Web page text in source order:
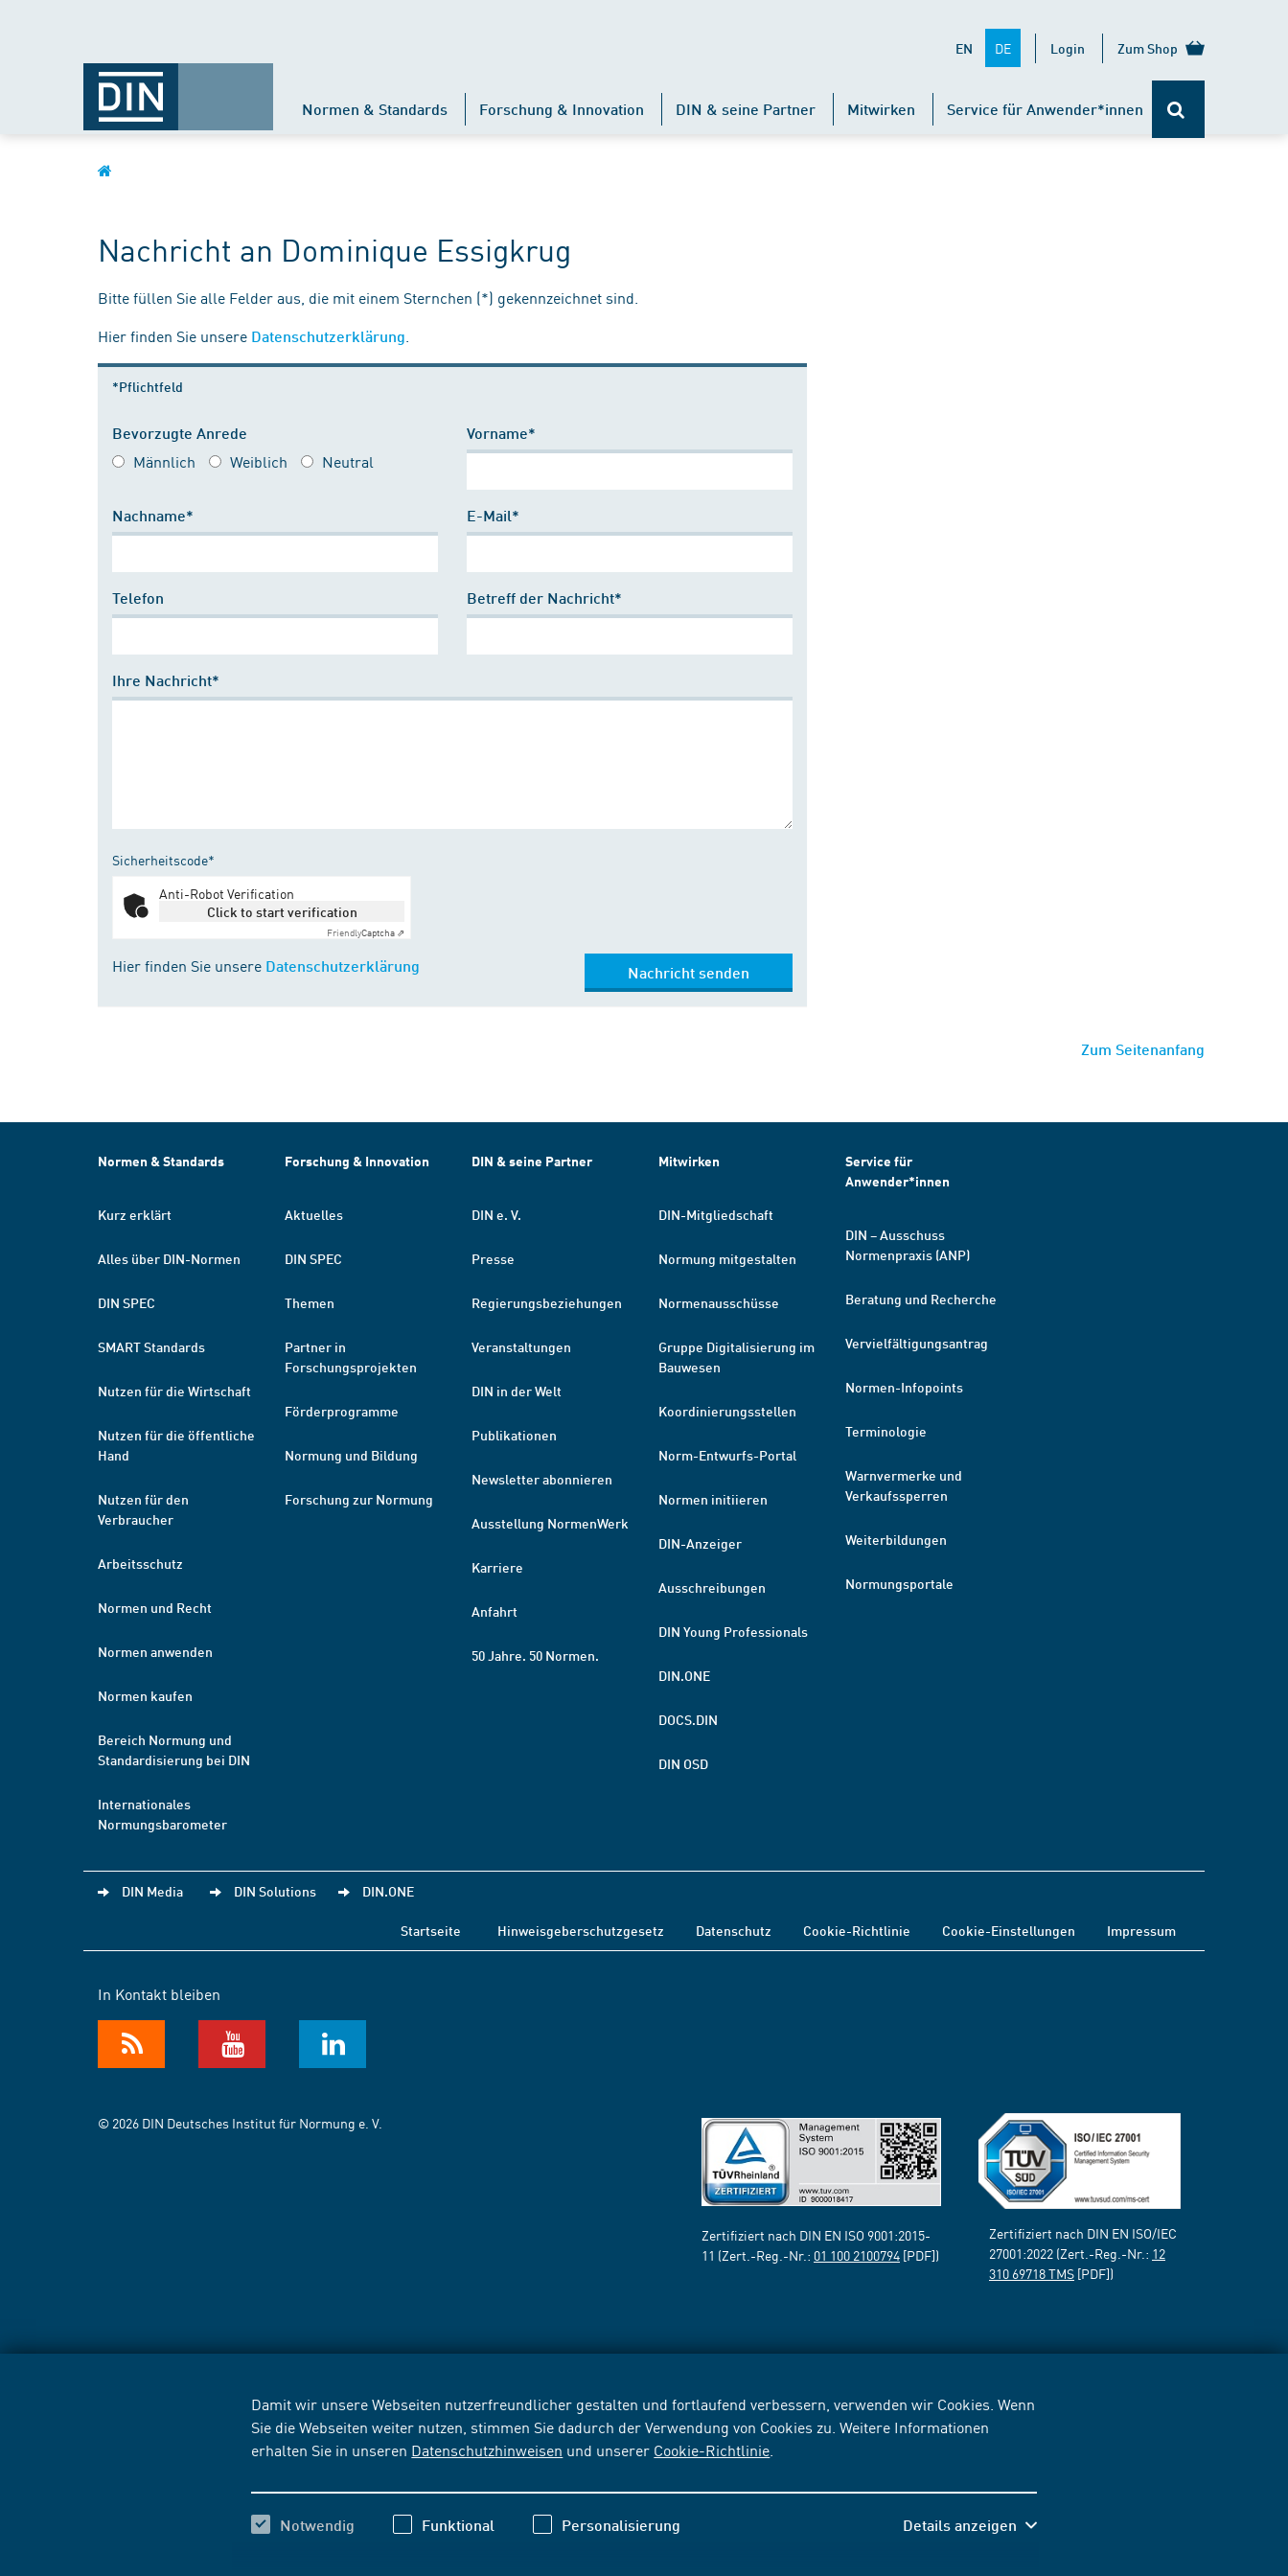
Damit wir unsere Webseiten nutzerfreundlicher gestalten und fortlaufend verbessern, verwenden wir Cookies. Wenn
Sie die Webseiten weiter nutzen, stimmen Sie dadurch der Verwendung von Cookies zu. Weitere Informationen
erhalten Sie in unseren Datenschutzhinweisen und unserer Cookie-Richtlinie
Notwendig Funktional Personalisierung Details anzeigen
EN DE Login Zum Shop
Normen & Standards Forschung & Innovation DIN & seine Partner Mitwirken Service für Anwender*innen
Nachricht an Dominique Essigkrug
Bitte füllen Sie alle Felder aus, die mit einem Sternchen (*) gekennzeichnet sind.
Hier finden Sie unsere Datenschutzerklärung
*Pflichtfeld
Bevorzugte Anrede
Männlich Weiblich Neutral
Vorname*
Nachname* E-Mail*
Telefon Betreff der Nachricht*
Ihre Nachricht*
Sicherheitscode*
Anti-Robot Verification
Click to start verification
FriendlyCaptcha ⇗
Hier finden Sie unsere Datenschutzerklärung Nachricht senden
Zum Seitenanfang
Normen & Standards
Kurz erklärt
Alles über DIN-Normen
DIN SPEC
SMART Standards
Nutzen für die Wirtschaft
Nutzen für die öffentliche
Hand
Nutzen für den
Verbraucher
Arbeitsschutz
Normen und Recht
Normen anwenden
Normen kaufen
Bereich Normung und
Standardisierung bei DIN
Internationales
Normungsbarometer
Forschung & Innovation
Aktuelles
DIN SPEC
Themen
Partner in
Forschungsprojekten
Förderprogramme
Normung und Bildung
Forschung zur Normung
DIN & seine Partner
DIN e. V.
Presse
Regierungsbeziehungen
Veranstaltungen
DIN in der Welt
Publikationen
Newsletter abonnieren
Ausstellung NormenWerk
Karriere
Anfahrt
50 Jahre. 50 Normen.
Mitwirken
DIN-Mitgliedschaft
Normung mitgestalten
Normenausschüsse
Gruppe Digitalisierung im
Bauwesen
Koordinierungsstellen
Norm-Entwurfs-Portal
Normen initiieren
DIN-Anzeiger
Ausschreibungen
DIN Young Professionals
DIN.ONE
DOCS.DIN
DIN OSD
Service für
Anwender*innen
DIN – Ausschuss
Normenpraxis (ANP)
Beratung und Recherche
Vervielfältigungsantrag
Normen-Infopoints
Terminologie
Warnvermerke und
Verkaufssperren
Weiterbildungen
Normungsportale
DIN Media DIN Solutions DIN.ONE
Startseite Hinweisgeberschutzgesetz Datenschutz Cookie-Richtlinie Cookie-Einstellungen Impressum
In Kontakt bleiben
© 2026 DIN Deutsches Institut für Normung e. V.
Zertifiziert nach DIN EN ISO 9001:2015-
11 (Zert.-Reg.-Nr.: 01 100 2100794 [PDF])
Zertifiziert nach DIN EN ISO/IEC
27001:2022 (Zert.-Reg.-Nr.: 12
310 69718 TMS [PDF])